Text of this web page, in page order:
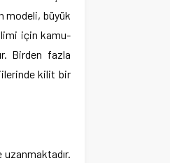
modeli, büyük
için kamu-
Birden fazla
kilit bir